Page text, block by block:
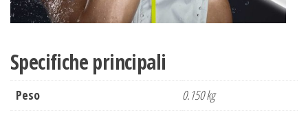
Specifiche principali
Peso 0.150 kg